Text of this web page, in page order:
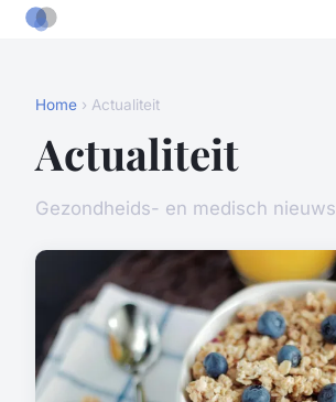
Home › Actualiteit
Actualiteit
Gezondheids- en medisch nieuws